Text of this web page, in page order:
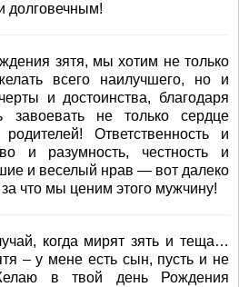
долговечным!
зятя, мы хотим не только
всего наилучшего, но и
и достоинства, благодаря
завоевать не только сердце
Ответственность и
и разумность, честность и
и веселый нрав — вот далеко
что мы ценим этого мужчину!
когда мирят зять и теща…
– у мене есть сын, пусть и не
в твой день Рождения